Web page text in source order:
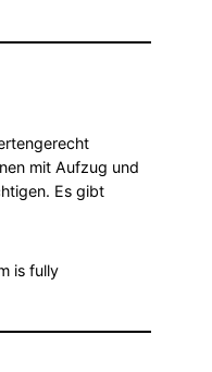
mit Aufzug und
Es gibt
is fully